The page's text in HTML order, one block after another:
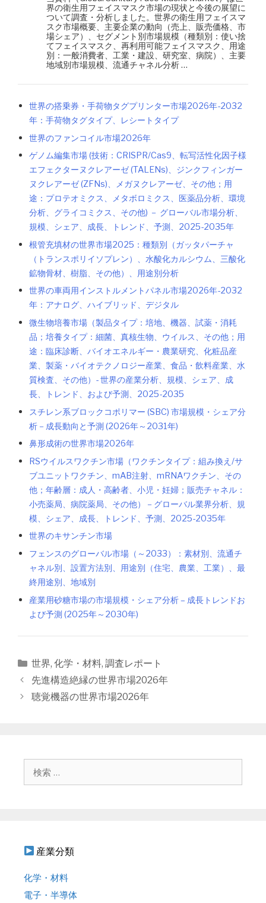
界の衛生用フェイスマスク市場の現状と今後の展望に
ついて調査・分析しました。世界の衛生用フェイスマ
スク市場概要、主要企業の動向（売上、販売価格、市
場シェア）、セグメント別市場規模（種類別：使い捨
てフェイスマスク、再利用可能フェイスマスク、用途
別：一般消費者、工業・建設、研究室、病院）、主要
地域別市場規模、流通チャネル分析 …
世界の搭乗券・手荷物タグプリンター市場2026年-2032
年：手荷物タグタイプ、レシートタイプ
世界のファンコイル市場2026年
ゲノム編集市場 (技術：CRISPR/Cas9、転写活性化因子様
エフェクターヌクレアーゼ (TALENs)、ジンクフィンガー
ヌクレアーゼ (ZFNs)、メガヌクレアーゼ、その他；用
途：プロテオミクス、メタボロミクス、医薬品分析、環境
分析、グライコミクス、その他) － グローバル市場分析、
規模、シェア、成長、トレンド、予測、2025-2035年
根管充填材の世界市場2025：種類別（ガッタパーチャ
（トランスポリイソプレン）、水酸化カルシウム、三酸化
鉱物骨材、樹脂、その他）、用途別分析
世界の車両用インストルメントパネル市場2026年-2032
年：アナログ、ハイブリッド、デジタル
微生物培養市場（製品タイプ：培地、機器、試薬・消耗
品；培養タイプ：細菌、真核生物、ウイルス、その他；用
途：臨床診断、バイオエネルギー・農業研究、化粧品産
業、製薬・バイオテクノロジー産業、食品・飲料産業、水
質検査、その他）- 世界の産業分析、規模、シェア、成
長、トレンド、および予測、2025-2035
スチレン系ブロックコポリマー (SBC) 市場規模・シェア分
析－成長動向と予測 (2026年～2031年)
鼻形成術の世界市場2026年
RSウイルスワクチン市場（ワクチンタイプ：組み換え/サ
ブユニットワクチン、mAB注射、mRNAワクチン、その
他；年齢層：成人・高齢者、小児・妊婦；販売チャネル：
小売薬局、病院薬局、その他）－グローバル業界分析、規
模、シェア、成長、トレンド、予測、2025-2035年
世界のキサンチン市場
フェンスのグローバル市場（～2033）：素材別、流通チ
ャネル別、設置方法別、用途別（住宅、農業、工業）、最
終用途別、地域別
産業用砂糖市場の市場規模・シェア分析 – 成長トレンドお
よび予測 (2025年～2030年)
カ
テ
ゴ
リ
世界, 化学・材料, 調査レポート
投
稿
先進構造絶縁の世界市場2026年
聴覚機器の世界市場2026年
産業分類
化学・材料
電子・半導体